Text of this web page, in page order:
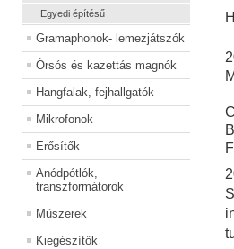
Egyedi építésű
Gramaphonok- lemezjátszók
Órsós és kazettás magnók
Hangfalak, fejhallgatók
Mikrofonok
Erősítők
Anódpótlók,
transzformátorok
Műszerek
Kiegészítők